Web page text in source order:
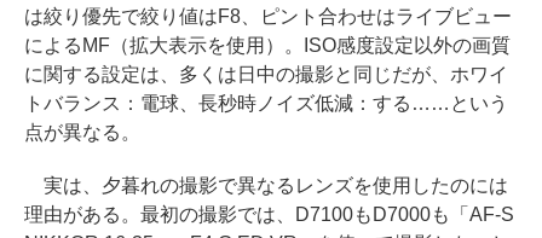
は絞り優先で絞り値はF8、ピント合わせはライブビュー
によるMF（拡大表示を使用）。ISO感度設定以外の画質
に関する設定は、多くは日中の撮影と同じだが、ホワイ
トバランス：電球、長秒時ノイズ低減：する……という
点が異なる。
実は、夕暮れの撮影で異なるレンズを使用したのには
理由がある。最初の撮影では、D7100もD7000も「AF-S